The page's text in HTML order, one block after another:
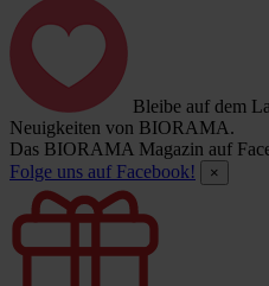
Bleibe auf dem
Neuigkeiten von BIORAMA.
Das BIORAMA Magazin auf
Folge uns auf Facebook!
×